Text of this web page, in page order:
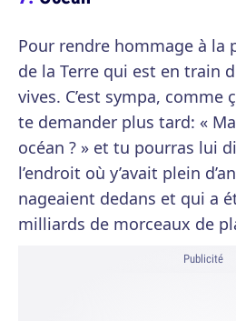
Pour rendre hommage à la
de la Terre qui est en train
vives. C’est sympa, comme
te demander plus tard: «
océan ? » et tu pourras lui
l’endroit où y’avait plein
nageaient dedans et qui a
milliards de morceaux de
Publicité